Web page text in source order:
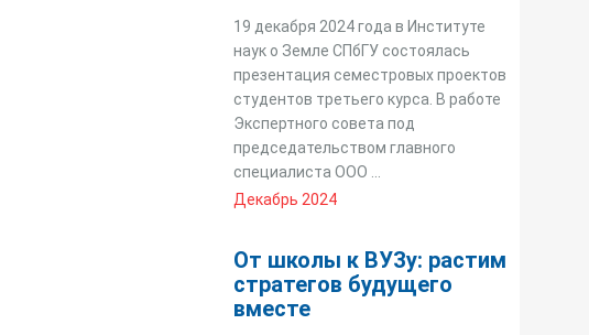
19 декабря 2024 года в Институте
наук о Земле СПбГУ состоялась
презентация семестровых проектов
студентов третьего курса. В работе
Экспертного совета под
председательством главного
специалиста ООО ...
Декабрь 2024
От школы к ВУЗу: растим
стратегов будущего
вместе